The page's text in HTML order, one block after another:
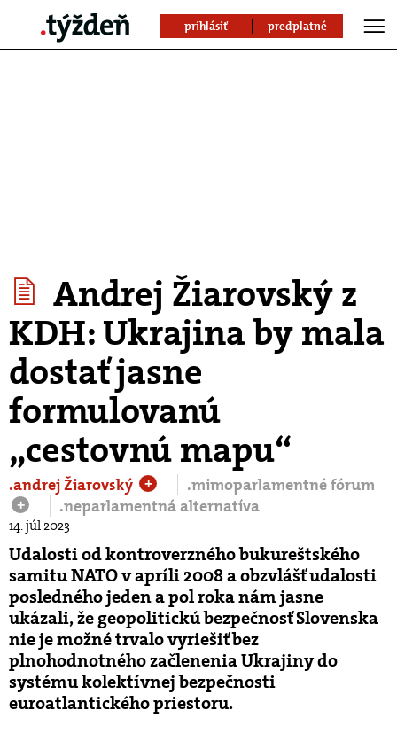
prihlásiť predplatné
Andrej Žiarovský z
KDH: Ukrajina by mala
dostať jasne
formulovanú
„cestovnú mapu“​
.andrej Žiarovský + .mimoparlamentné fórum
+ .neparlamentná alternatíva
14. júl 2023
Udalosti od kontroverzného bukureštského
samitu NATO v apríli 2008 a obzvlášť udalosti
posledného jeden a pol roka nám jasne
ukázali, že geopolitickú bezpečnosť Slovenska
nie je možné trvalo vyriešiť bez
plnohodnotného začlenenia Ukrajiny do
systému kolektívnej bezpečnosti
euroatlantického priestoru.